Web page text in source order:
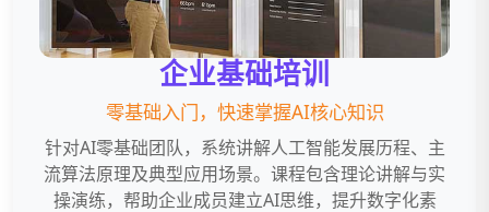
企业基础培训
零基础入门，快速掌握AI核心知识
针对AI零基础团队，系统讲解人工智能发展历程、主
流算法原理及典型应用场景。课程包含理论讲解与实
操演练，帮助企业成员建立AI思维，提升数字化素